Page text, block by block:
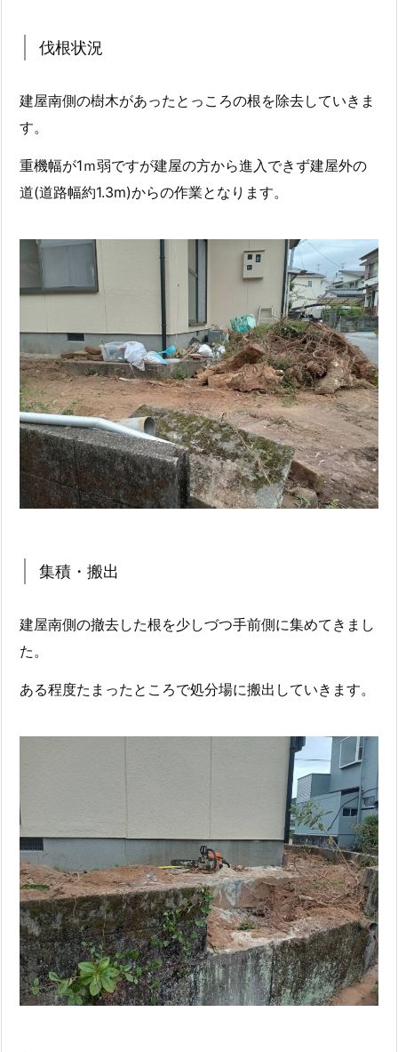
伐根状況
建屋南側の樹木があったとっころの根を除去していきま
す。
重機幅が1ｍ弱ですが建屋の方から進入できず建屋外の
道(道路幅約1.3m)からの作業となります。
集積・搬出
建屋南側の撤去した根を少しづつ手前側に集めてきまし
た。
ある程度たまったところで処分場に搬出していきます。